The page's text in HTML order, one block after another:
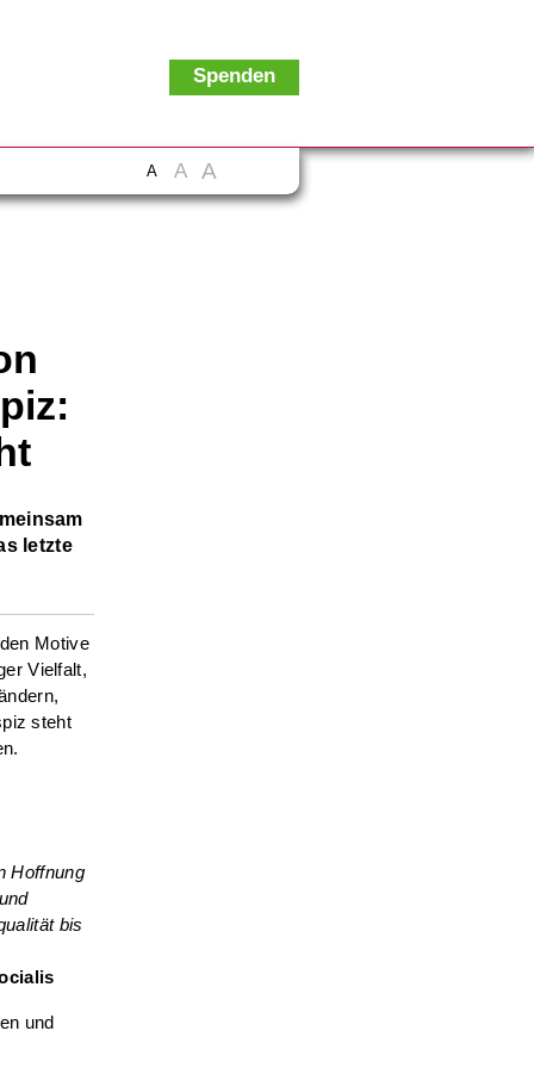
Spenden
A A A
letzte
Motive
Vielfalt,
steht
Hoffnung
bis
und